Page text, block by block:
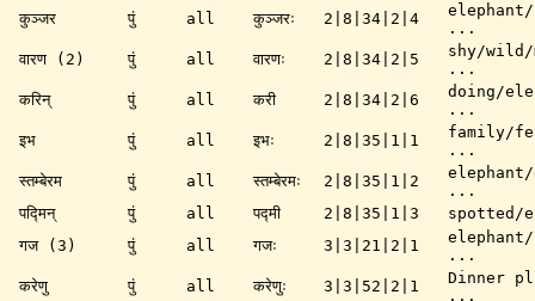
कुञ्जर
पुं all कुञ्जरः 2|8|34|2|4
...
वारण (2)
पुं all वारणः 2|8|34|2|5
shy/wild/
...
करिन्
पुं all करी 2|8|34|2|6
doing/
...
इभ
पुं all इभः 2|8|35|1|1
family/
...
स्तम्बेरम
पुं all स्तम्बेरमः 2|8|35|1|2
...
पद्मिन्
पुं all पद्मी 2|8|35|1|3
spotted/
गज (3)
पुं all गजः 3|3|21|2|1
elephant/
...
करेणु
पुं all करेणुः 3|3|52|2|1
Dinner
...